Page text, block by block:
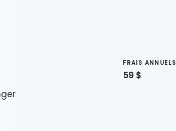
FRAIS ANNUELS
59 $